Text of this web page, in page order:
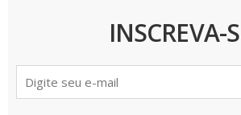
INSCREVA-